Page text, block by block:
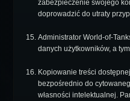
zabezpieczenie swojego
doprowadzić do utraty
Administrator World-of-
danych użytkowników, a
Kopiowanie treści
bezpośrednio do
własności intelektualnej.